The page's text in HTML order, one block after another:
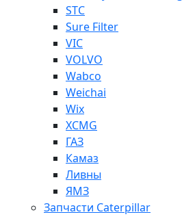
STC
Sure Filter
VIC
VOLVO
Wabco
Weichai
Wix
XCMG
ГАЗ
Камаз
Ливны
ЯМЗ
Запчасти Caterpillar